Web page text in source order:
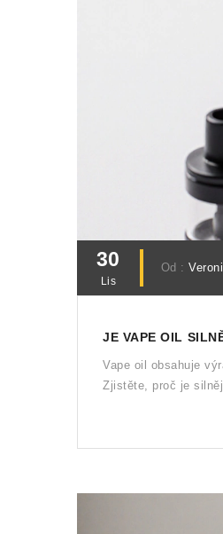
30
Lis
Od :
JE VAPE OIL
Vape oil obsahuje
Zjistěte, proč je